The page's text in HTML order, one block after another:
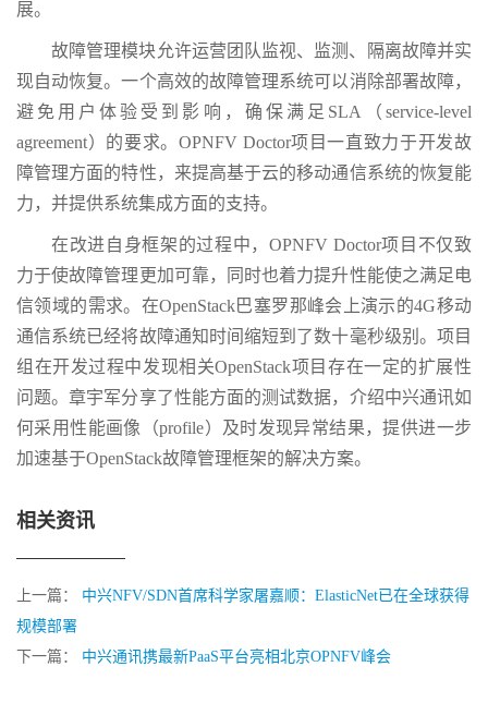
展。
故障管理模块允许运营团队监视、监测、隔离故障并实
现自动恢复。一个高效的故障管理系统可以消除部署故障，
避免用户体验受到影响，确保满足SLA（service-level
agreement）的要求。OPNFV Doctor项目一直致力于开发故
障管理方面的特性，来提高基于云的移动通信系统的恢复能
力，并提供系统集成方面的支持。
在改进自身框架的过程中，OPNFV Doctor项目不仅致
力于使故障管理更加可靠，同时也着力提升性能使之满足电
信领域的需求。在OpenStack巴塞罗那峰会上演示的4G移动
通信系统已经将故障通知时间缩短到了数十毫秒级别。项目
组在开发过程中发现相关OpenStack项目存在一定的扩展性
问题。章宇军分享了性能方面的测试数据，介绍中兴通讯如
何采用性能画像（profile）及时发现异常结果，提供进一步
加速基于OpenStack故障管理框架的解决方案。
相关资讯
上一篇： 中兴NFV/SDN首席科学家屠嘉顺：ElasticNet已在全球获得
规模部署
下一篇： 中兴通讯携最新PaaS平台亮相北京OPNFV峰会